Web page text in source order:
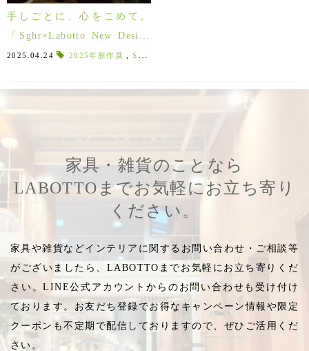
手しごとに、心をこめて。
「Sghr×Labotto New Design
Preview 2025」5/3(土)～
2025.04.24 2025年新作展 ,Sghr New Design 2025
家具・雑貨のことなら
LABOTTOまでお気軽にお立ち寄り
ください。
家具や雑貨などインテリアに関するお問い合わせ・ご相談等
がございましたら、LABOTTOまでお気軽にお立ち寄りくだ
さい。LINE公式アカウントからのお問い合わせも受け付け
ております。お友だち登録でお得なキャンペーン情報や限定
クーポンも不定期で配信しておりますので、ぜひご活用くだ
さい。